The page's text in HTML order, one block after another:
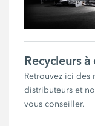
Recycleurs à
Retrouvez ici des
distributeurs et
vous conseiller.